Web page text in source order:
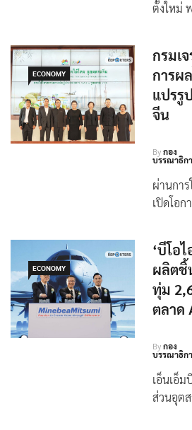
ตั้งใหม่
ECONOMY
กรมเ
การผ
แปรรู
จีน
Byกอง
บรรณาธิก
ผ่านการ
เปิดโอ
ECONOMY
‘บีโอ
ผลิตชิ้
ทุ่ม
ตลาด
Byกอง
บรรณาธิก
เอ็นเอ็
ส่วนอุต